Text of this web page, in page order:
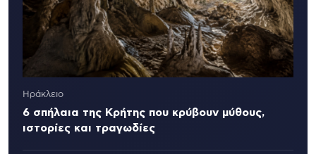
Ηράκλειο
6 σπήλαια της Κρήτης που κρύβουν μύθους,
ιστορίες και τραγωδίες